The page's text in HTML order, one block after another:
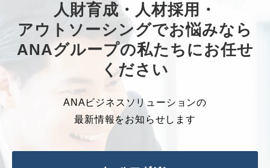
人財育成・人材採用・
アウトソーシングでお悩みなら
ANAグループの私たちにお任せ
ください
ANAビジネスソリューションの
最新情報をお知らせします